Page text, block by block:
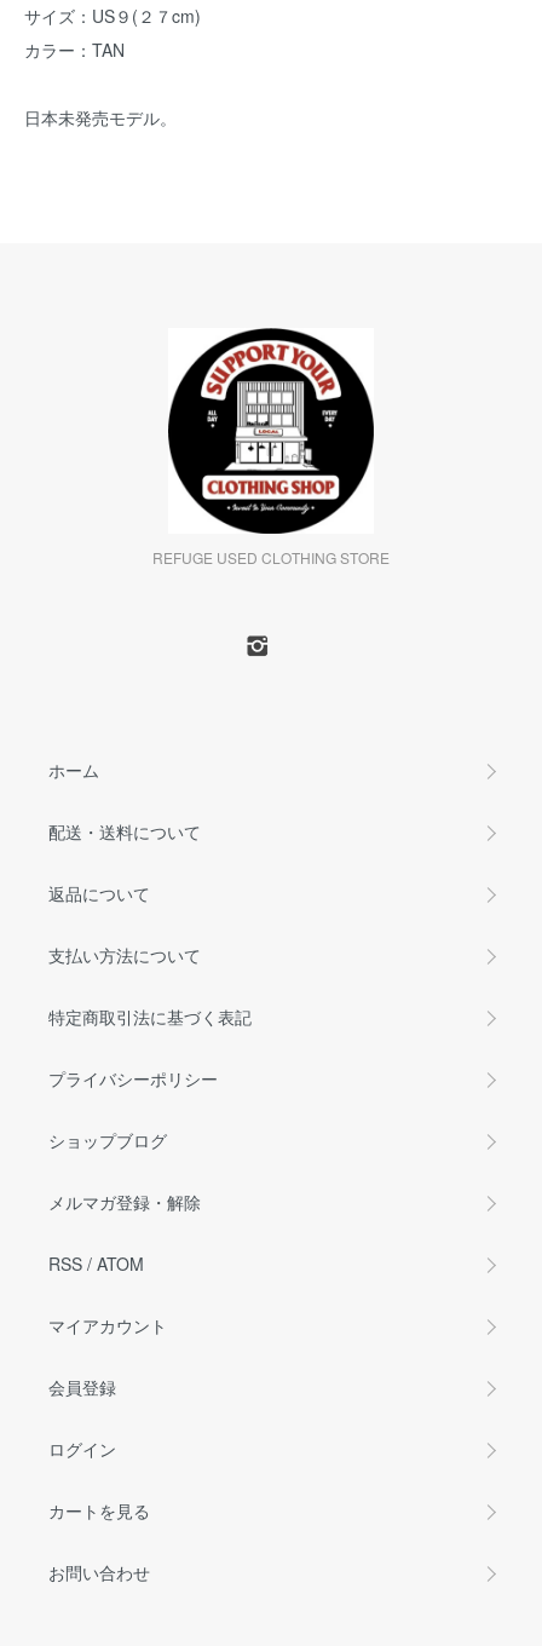
サイズ：US９(２７cm)
カラー：TAN
日本未発売モデル。
REFUGE USED CLOTHING STORE
ホーム
配送・送料について
返品について
支払い方法について
特定商取引法に基づく表記
プライバシーポリシー
ショップブログ
メルマガ登録・解除
RSS / ATOM
マイアカウント
会員登録
ログイン
カートを見る
お問い合わせ